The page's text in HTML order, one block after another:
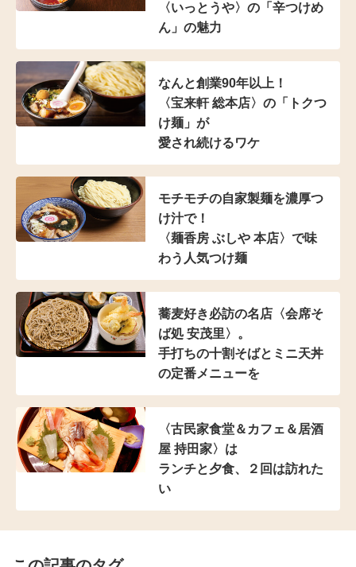
〈いっとうや〉の 「辛つけめ
ん」の魅力
なんと創業90年以上！
〈宝来軒 総本店〉の 「トクつ
け麺」が
愛され続けるワケ
モチモチの自家製麺を濃厚つ
け汁で！
〈麺香房 ぶしや 本店〉 で味
わう人気つけ麺
蕎麦好き必訪の名店 〈会席そ
ば処 安茂里〉。
手打ちの十割そばと ミニ天丼
の定番メニューを
〈古民家食堂＆カフェ ＆居酒
屋 持田家〉は
ランチと夕食、２回は訪れた
い